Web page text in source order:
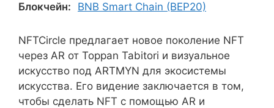
Блокчейн:
BNB Smart Chain (BEP20)
NFTCircle предлагает новое поколение NFT
через AR от Toppan Tabitori и визуальное
искусство под ARTMYN для экосистемы
искусства. Его видение заключается в том,
чтобы сделать NFT с помощью AR и